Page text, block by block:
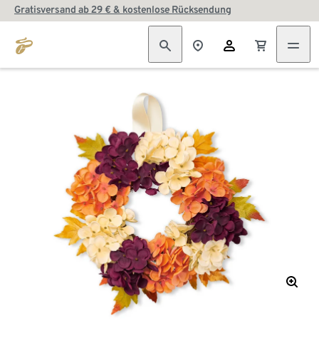
Gratisversand ab 29 € & kostenlose Rücksendung